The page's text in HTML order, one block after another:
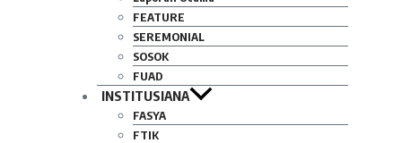
FEATURE
SEREMONIAL
SOSOK
FUAD
INSTITUSIANA
FASYA
FTIK